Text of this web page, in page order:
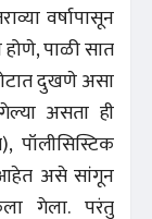
वर्षापासून
पाळी सात
दुखणे असा
असता ही
पॉलीसिस्टिक
असे सांगून
गेला. परंतु